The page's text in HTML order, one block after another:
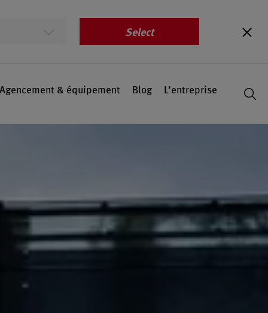
Select
Agencement & équipement Blog L’entreprise